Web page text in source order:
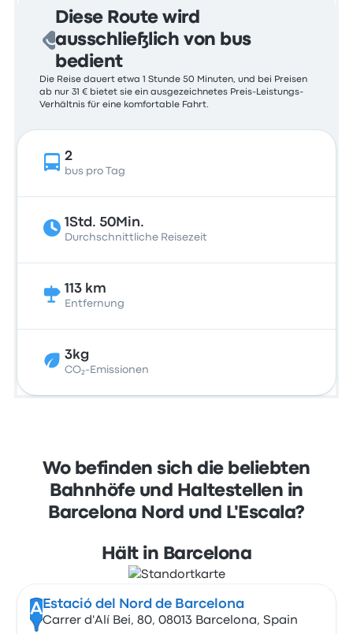
Diese Route wird
ausschließlich von bus
bedient
Die Reise dauert etwa 1 Stunde 50 Minuten, und bei Preisen
ab nur 31 € bietet sie ein ausgezeichnetes Preis-Leistungs-
Verhältnis für eine komfortable Fahrt.
2
bus pro Tag
1Std. 50Min.
Durchschnittliche Reisezeit
113 km
Entfernung
3kg
CO₂-Emissionen
Wo befinden sich die beliebten
Bahnhöfe und Haltestellen in
Barcelona Nord und L'Escala?
Hält in Barcelona
A Estació del Nord de Barcelona
Carrer d'Alí Bei, 80, 08013 Barcelona, Spain